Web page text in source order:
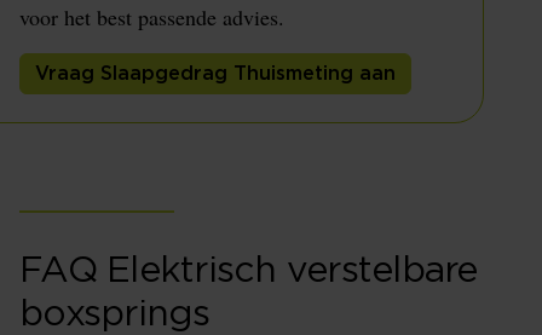
voor het best passende advies.
Vraag Slaapgedrag Thuismeting aan
FAQ Elektrisch verstelbare
boxsprings